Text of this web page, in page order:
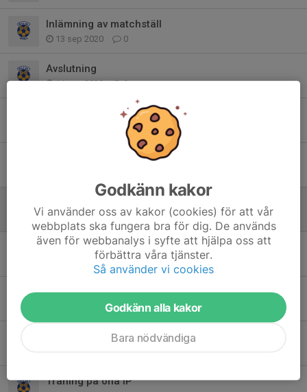
Inlämning av matchställ
13 sep 2020 0
Avslutning
11 sep 2020 0
Obs! Ändrad plats torsdagens träning
0
Uppstart efter sommaruppehållet
28 jun 2020 0
Inställd träning torsdag
15 jun 2020 0
Foton
0
Hjälp med montering av nät i målburar
Träning på öna IP
Godkänn kakor
Vi använder oss av kakor (cookies) för att vår
webbplats ska fungera bra för dig. De används
även för webbanalys i syfte att hjälpa oss att
förbättra våra tjänster.
Så använder vi cookies
Godkänn alla kakor
Bara nödvändiga